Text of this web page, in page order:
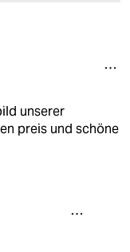
unserer
preis und schöne